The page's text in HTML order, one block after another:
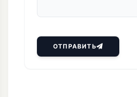
ОТПРАВИТЬ